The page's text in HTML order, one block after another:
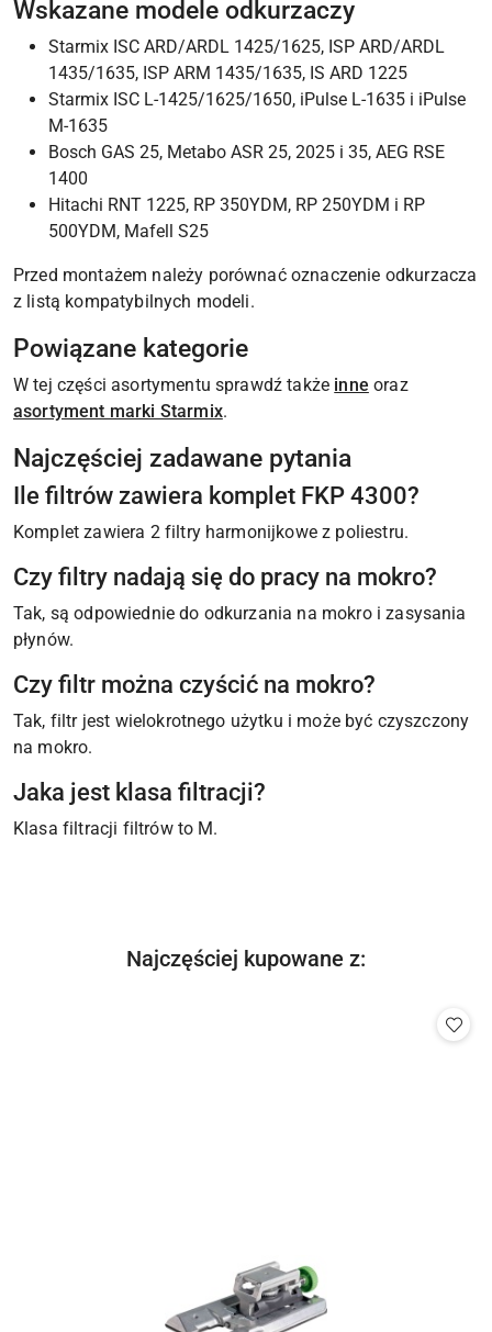
Wskazane modele odkurzaczy
Starmix ISC ARD/ARDL 1425/1625, ISP ARD/ARDL
1435/1635, ISP ARM 1435/1635, IS ARD 1225
Starmix ISC L-1425/1625/1650, iPulse L-1635 i iPulse
M-1635
Bosch GAS 25, Metabo ASR 25, 2025 i 35, AEG RSE
1400
Hitachi RNT 1225, RP 350YDM, RP 250YDM i RP
500YDM, Mafell S25
Przed montażem należy porównać oznaczenie odkurzacza
z listą kompatybilnych modeli.
Powiązane kategorie
W tej części asortymentu sprawdź także inne oraz
asortyment marki Starmix.
Najczęściej zadawane pytania
Ile filtrów zawiera komplet FKP 4300?
Komplet zawiera 2 filtry harmonijkowe z poliestru.
Czy filtry nadają się do pracy na mokro?
Tak, są odpowiednie do odkurzania na mokro i zasysania
płynów.
Czy filtr można czyścić na mokro?
Tak, filtr jest wielokrotnego użytku i może być czyszczony
na mokro.
Jaka jest klasa filtracji?
Klasa filtracji filtrów to M.
Pomiń karuzelę produktów
Produkty
Najczęściej kupowane z: